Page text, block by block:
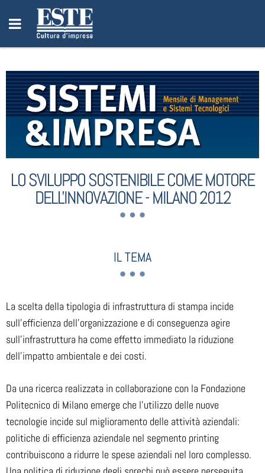
LO SVILUPPO SOSTENIBILE COME MOTORE
DELL'INNOVAZIONE - MILANO 2012
IL TEMA
La scelta della tipologia di infrastruttura di stampa incide
sull'efficienza dell'organizzazione e di conseguenza agire
sull'infrastruttura ha come effetto immediato la riduzione
dell'impatto ambientale e dei costi.
Da una ricerca realizzata in collaborazione con la Fondazione
Politecnico di Milano emerge che l'utilizzo delle nuove
tecnologie incide sul miglioramento delle attività aziendali:
politiche di efficienza aziendale nel segmento printing
contribuiscono a ridurre le spese aziendali nel loro complesso.